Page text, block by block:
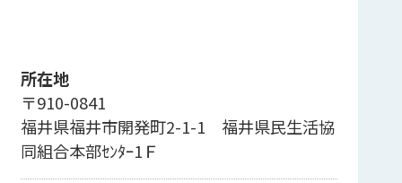
所在地
〒910-0841
福井県福井市開発町2-1-1 福井県民生活協
同組合本部ｾﾝﾀｰ1Ｆ